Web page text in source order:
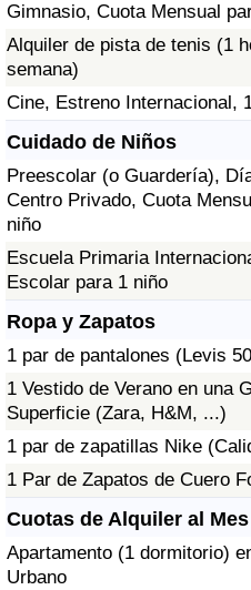
Gimnasio, Cuota Mensual
Alquiler de pista de tenis (1
semana)
Cine, Estreno Internacional,
Cuidado de Niños
Preescolar (o Guardería),
Centro Privado, Cuota
niño
Escuela Primaria
Escolar para 1 niño
Ropa y Zapatos
1 par de pantalones (Levis
1 Vestido de Verano en una
Superficie (Zara, H&M, ...)
1 par de zapatillas Nike
1 Par de Zapatos de Cuero
Cuotas de Alquiler al Mes
Apartamento (1 dormitorio)
Urbano